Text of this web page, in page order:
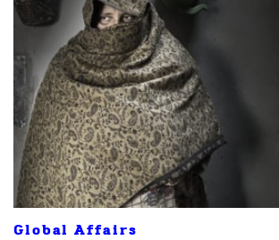
Global Affairs
ค้นหา